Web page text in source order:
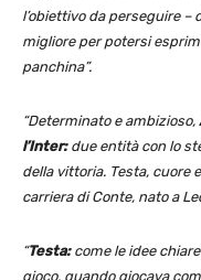
l’obiettivo da perseguire –
migliore per potersi
panchina”.
“Determinato e ambizioso,
l’Inter:due entità con lo
della vittoria. Testa, cuore
carriera di Conte, nato a
“Testa:come le idee
gioco, quando giocava